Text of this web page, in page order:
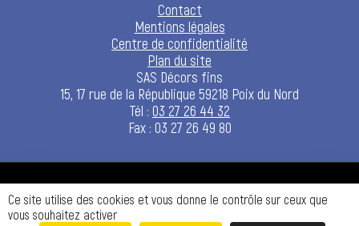
Contact
Mentions légales
Centre de confidentialité
Plan du site
SAS Décors fins
15, 17 rue de la République 59218 Poix du Nord
Tél : 03 27 26 44 32
Fax : 03 27 26 49 80
Design by
Ce site utilise des cookies et vous donne le contrôle sur ceux que
vous souhaitez activer